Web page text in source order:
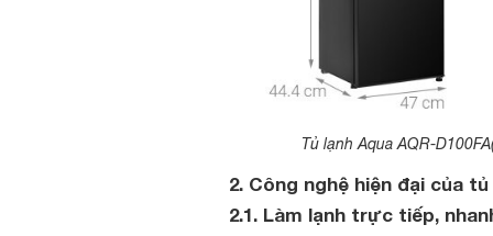
Tủ lạnh Aqua AQR-
2. Công nghệ hiện đại của tủ
2.1. Làm lạnh trực tiếp,